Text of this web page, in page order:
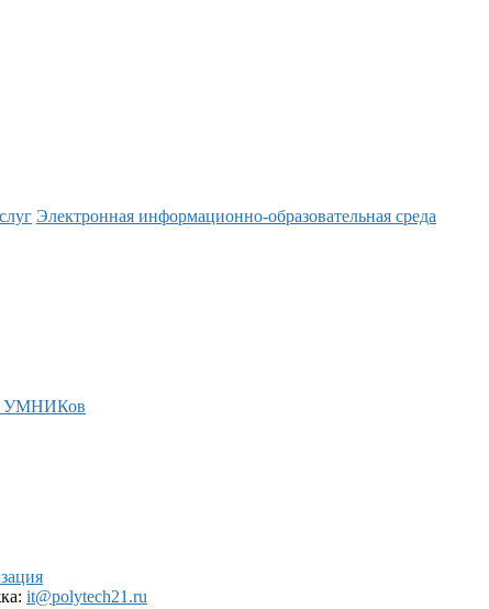
Электронная информационно-образовательная среда
УМНИКов
it@polytech21.ru